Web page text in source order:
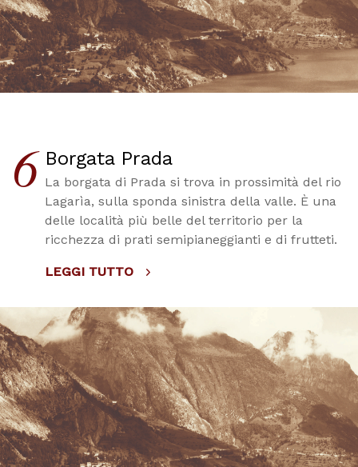
6 Borgata Prada
La borgata di Prada si trova in prossimità del rio
Lagarìa, sulla sponda sinistra della valle. È una
delle località più belle del territorio per la
ricchezza di prati semipianeggianti e di frutteti.
LEGGI TUTTO